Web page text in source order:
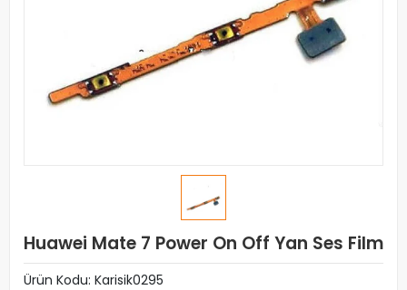
Huawei Mate 7 Power On Off Yan Ses Film
Ürün Kodu: Karisik0295